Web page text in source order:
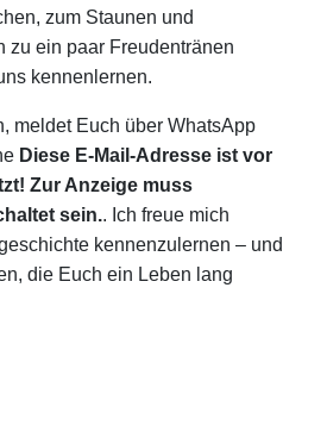
zum Staunen und
zu ein paar Freudentränen
kennenlernen.
meldet Euch über WhatsApp
Diese E-Mail-Adresse ist vor
Zur Anzeige muss
sein.. Ich freue mich
kennenzulernen – und
die Euch ein Leben lang